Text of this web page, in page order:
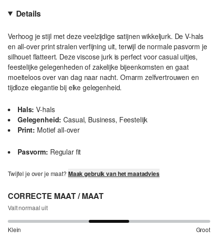
Details
Verhoog je stijl met deze veelzijdige satijnen wikkeljurk. De V-hals
en all-over print stralen verfijning uit, terwijl de normale pasvorm je
silhouet flatteert. Deze viscose jurk is perfect voor casual uitjes,
feestelijke gelegenheden of zakelijke bijeenkomsten en gaat
moeiteloos over van dag naar nacht. Omarm zelfvertrouwen en
tijdloze elegantie bij elke gelegenheid.
Hals: V-hals
Gelegenheid: Casual, Business, Feestelijk
Print: Motief all-over
Pasvorm: Regular fit
Twijfel je over je maat? Maak gebruik van het maatadvies
CORRECTE MAAT / MAAT
Valt normaal uit
Klein Groot